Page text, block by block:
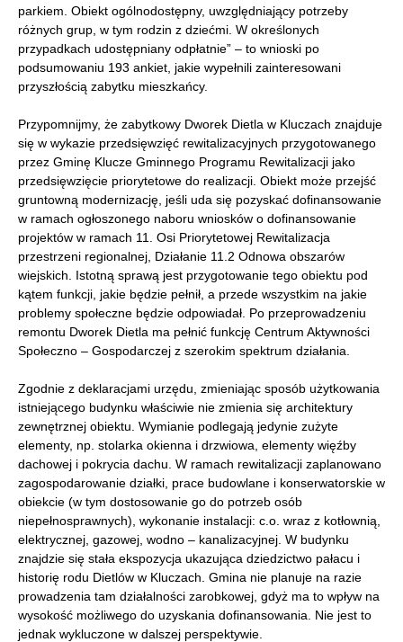
parkiem. Obiekt ogólnodostępny, uwzględniający potrzeby
różnych grup, w tym rodzin z dziećmi. W określonych
przypadkach udostępniany odpłatnie” – to wnioski po
podsumowaniu 193 ankiet, jakie wypełnili zainteresowani
przyszłością zabytku mieszkańcy.
Przypomnijmy, że zabytkowy Dworek Dietla w Kluczach znajduje
się w wykazie przedsięwzięć rewitalizacyjnych przygotowanego
przez Gminę Klucze Gminnego Programu Rewitalizacji jako
przedsięwzięcie priorytetowe do realizacji. Obiekt może przejść
gruntowną modernizację, jeśli uda się pozyskać dofinansowanie
w ramach ogłoszonego naboru wniosków o dofinansowanie
projektów w ramach 11. Osi Priorytetowej Rewitalizacja
przestrzeni regionalnej, Działanie 11.2 Odnowa obszarów
wiejskich. Istotną sprawą jest przygotowanie tego obiektu pod
kątem funkcji, jakie będzie pełnił, a przede wszystkim na jakie
problemy społeczne będzie odpowiadał. Po przeprowadzeniu
remontu Dworek Dietla ma pełnić funkcję Centrum Aktywności
Społeczno – Gospodarczej z szerokim spektrum działania.
Zgodnie z deklaracjami urzędu, zmieniając sposób użytkowania
istniejącego budynku właściwie nie zmienia się architektury
zewnętrznej obiektu. Wymianie podlegają jedynie zużyte
elementy, np. stolarka okienna i drzwiowa, elementy więźby
dachowej i pokrycia dachu. W ramach rewitalizacji zaplanowano
zagospodarowanie działki, prace budowlane i konserwatorskie w
obiekcie (w tym dostosowanie go do potrzeb osób
niepełnosprawnych), wykonanie instalacji: c.o. wraz z kotłownią,
elektrycznej, gazowej, wodno – kanalizacyjnej. W budynku
znajdzie się stała ekspozycja ukazująca dziedzictwo pałacu i
historię rodu Dietlów w Kluczach. Gmina nie planuje na razie
prowadzenia tam działalności zarobkowej, gdyż ma to wpływ na
wysokość możliwego do uzyskania dofinansowania. Nie jest to
jednak wykluczone w dalszej perspektywie.